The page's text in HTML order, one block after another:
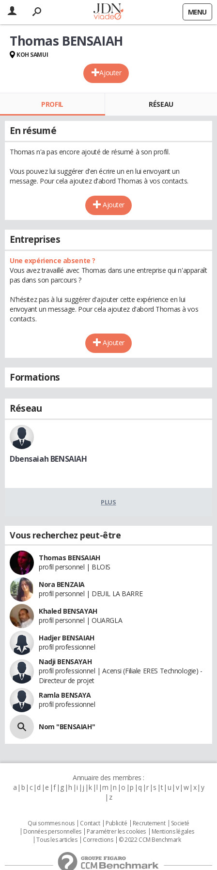
MENU
Ajouter
Thomas BENSAIAH
KOH SAMUI
PROFIL RÉSEAU
En résumé
Thomas n'a pas encore ajouté de résumé à son profil.
Vous pouvez lui suggérer d'en écrire un en lui envoyant un
message. Pour cela ajoutez d'abord Thomas à vos contacts.
Ajouter
Entreprises
Une expérience absente ?
Vous avez travaillé avec Thomas dans une entreprise qui n'apparaît
pas dans son parcours ?
N'hésitez pas à lui suggérer d'ajouter cette expérience en lui
envoyant un message. Pour cela ajoutez d'abord Thomas à vos
contacts.
Ajouter
Formations
Réseau
Dbensaiah BENSAIAH
PLUS
Vous recherchez peut-être
Thomas BENSAIAH
profil personnel | BLOIS
Nora BENZAIA
profil personnel | DEUIL LA BARRE
Khaled BENSAYAH
profil personnel | OUARGLA
Hadjer BENSAIAH
profil professionnel
Nadji BENSAYAH
profil professionnel | Acensi (Filiale ERES Technologie) -
Directeur de projet
Ramla BENSAYA
profil professionnel
Nom "BENSAIAH"
Annuaire des membres :
a b c d e f g h i j k l m n o p q r s t u v w x y
z
Qui sommes nous Contact Publicité Recrutement
Societé
Données personnelles
Paramétrer les cookies
Mentions légales
Tous les articles
Corrections © 2022 CCM Benchmark